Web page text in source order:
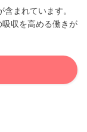
まれています。
収を高める働きが